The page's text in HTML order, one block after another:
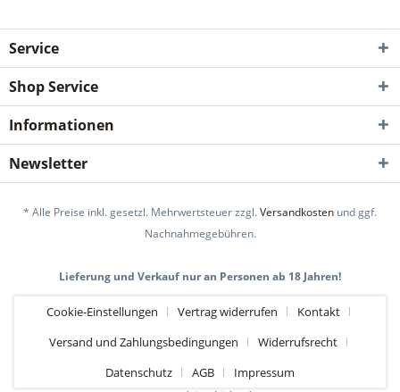
Service
Shop Service
Informationen
Newsletter
* Alle Preise inkl. gesetzl. Mehrwertsteuer zzgl.Versandkosten und ggf.
Nachnahmegebühren.
Lieferung und Verkauf nur an Personen ab 18 Jahren!
Cookie-Einstellungen Vertrag widerrufen
Kontakt
Versand und Zahlungsbedingungen
Widerrufsrecht
Datenschutz
AGB
Impressum